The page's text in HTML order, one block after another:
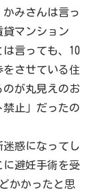
みさんは言っ
マンション
言っても、10
させている住
が丸見えのお
止」だったの
迷惑になってし
避妊手術を受
かかったと思